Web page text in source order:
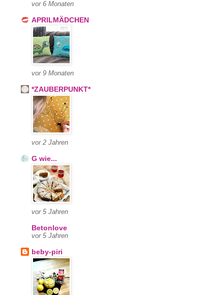
vor 6 Monaten
APRILMÄDCHEN
vor 9 Monaten
*ZAUBERPUNKT*
vor 2 Jahren
G wie...
vor 5 Jahren
Betonlove
vor 5 Jahren
beby-piri